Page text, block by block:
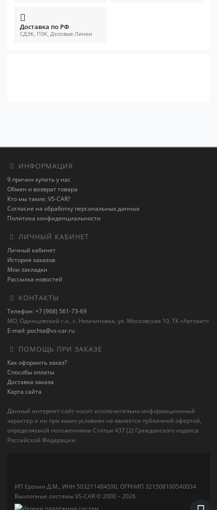
Доставка по РФ
СДЭК, ПЭК, Деловые Линии
ИНФОРМАЦИЯ
9 причин купить у нас
Обмен и возврат товара
Кто мы такие: VS-CAR?
Согласие на обработку персональных данных
Политика конфиденциальности
ЛИЧНЫЙ КАБИНЕТ
Личный кабинет
История заказов
Мои закладки
Рассылка новостей
КОНТАКТЫ
Телефон: +7 (968) 561-73-69
МО, Одинцовский г.о., с. Немчиновка, ул. Московская 10, ТК «Автокит»
E-mail: pochta@vs-car.ru
ПОМОЩЬ ПРИ ЗАКАЗЕ
Как оформить заказ?
Способы оплаты
Доставка заказа
Карта сайта
Данный интернет-сайт носит исключительно информационный
характер и ни при каких условиях не является публичной офертой,
определяемой положениями Статьи 437 (2) Гражданского кодекса
Российской Федерации.
ИП Ерохин Д.М., ИНН 503211484590, ОГРНИП 321508100540034
Выхлопные системы VS-CAR © 2000 – 2026